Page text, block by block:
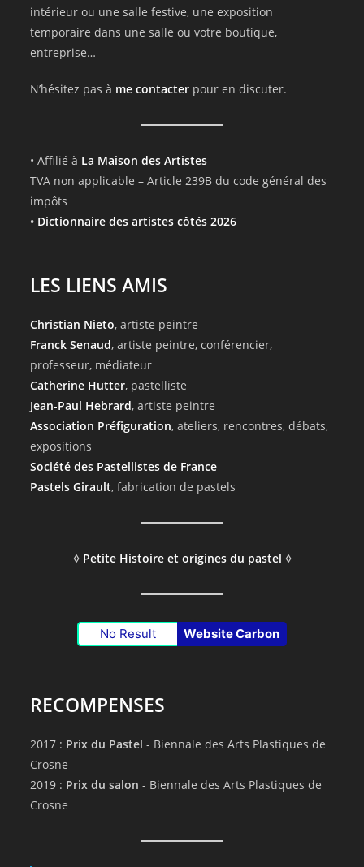
intérieur ou une salle festive, une exposition
temporaire dans une salle ou votre boutique,
entreprise…
N’hésitez pas à me contacter pour en discuter.
• Affilié à La Maison des Artistes
TVA non applicable – Article 239B du code général des
impôts
• Dictionnaire des artistes côtés 2026
LES LIENS AMIS
Christian Nieto, artiste peintre
Franck Senaud, artiste peintre, conférencier,
professeur, médiateur
Catherine Hutter, pastelliste
Jean-Paul Hebrard, artiste peintre
Association Préfiguration, ateliers, rencontres, débats,
expositions
Société des Pastellistes de France
Pastels Girault, fabrication de pastels
◊ Petite Histoire et origines du pastel ◊
No Result Website Carbon
RECOMPENSES
2017 : Prix du Pastel - Biennale des Arts Plastiques de
Crosne
2019 : Prix du salon - Biennale des Arts Plastiques de
Crosne